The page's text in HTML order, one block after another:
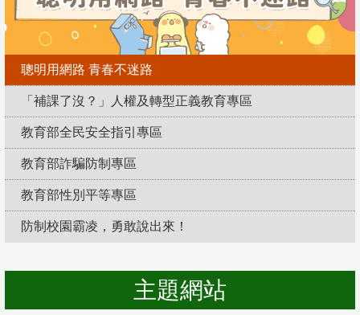
聰明用網路 青春不迷路
「補課了沒？」人權及轉型正義教育專區
教育部全民安全指引專區
教育部詐騙防制專區
教育部性別平等專區
防制校園霸凌，勇敢說出來！
主題網站